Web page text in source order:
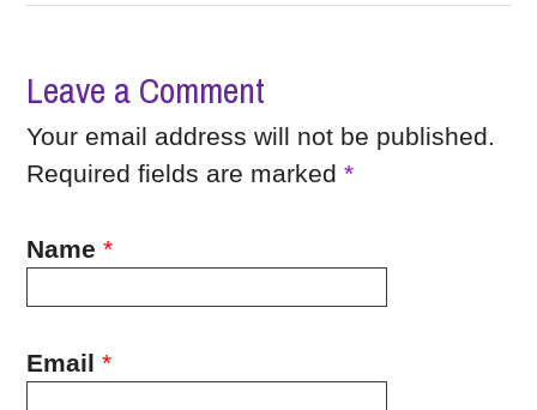
Leave a Comment
Your email address will not be published.
Required fields are marked*
Name *
Email *